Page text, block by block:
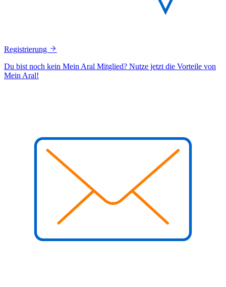
Registrierung
Du bist noch kein Mein Aral Mitglied? Nutze jetzt die Vorteile von
Mein Aral!